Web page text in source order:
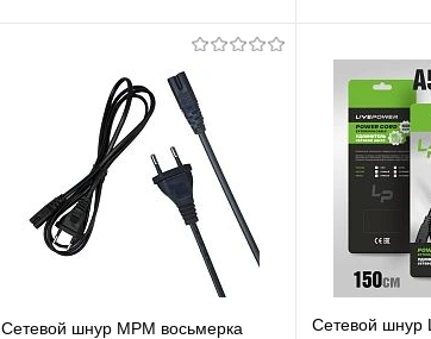
Купить в 1 клик К сравнению
В избранное В наличии
Купить в 1
В избранное
Сетевой шнур МРМ восьмерка
Сетевой шнур